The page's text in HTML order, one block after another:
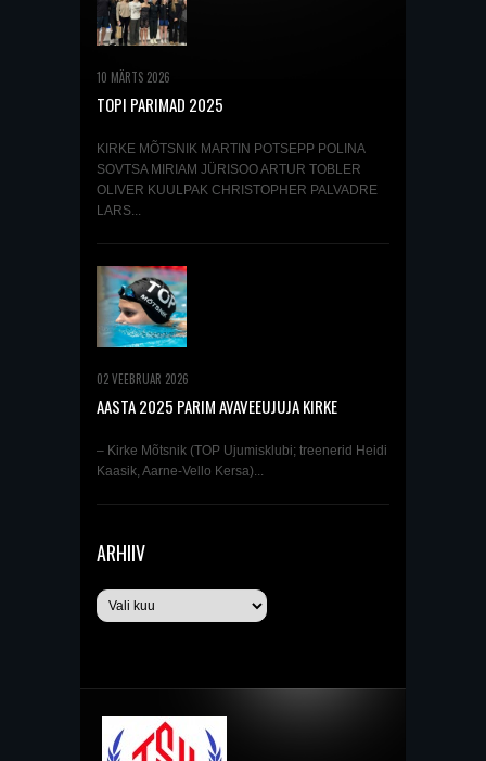
10 MÄRTS 2026
TOPI PARIMAD 2025
KIRKE MÕTSNIK MARTIN POTSEPP POLINA
SOVTSA MIRIAM JÜRISOO ARTUR TOBLER
OLIVER KUULPAK CHRISTOPHER PALVADRE
LARS...
02 VEEBRUAR 2026
AASTA 2025 PARIM AVAVEEUJUJA KIRKE
– Kirke Mõtsnik (TOP Ujumisklubi; treenerid Heidi
Kaasik, Aarne-Vello Kersa)...
ARHIIV
Arhiiv